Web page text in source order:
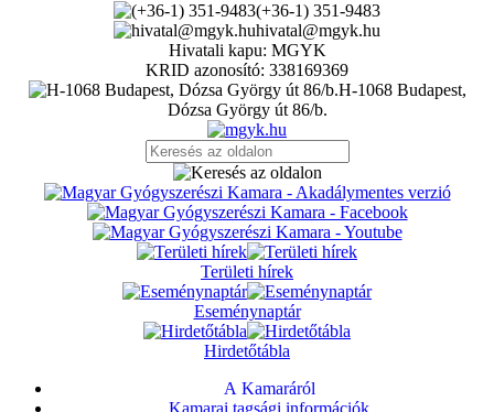
(+36-1) 351-9483
hivatal@mgyk.hu
Hivatali kapu: MGYK
KRID azonosító: 338169369
H-1068 Budapest,
Dózsa György út 86/b.
Területi hírek
Eseménynaptár
Hirdetőtábla
A Kamaráról
Kamarai tagsági információk